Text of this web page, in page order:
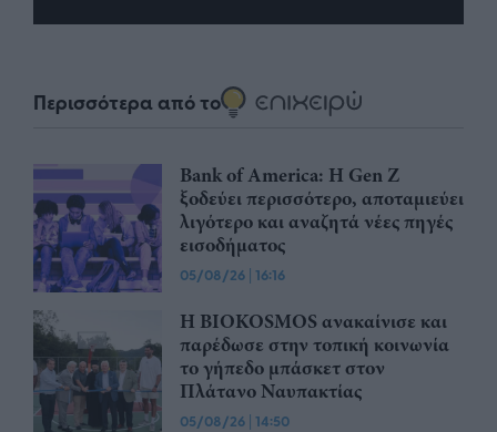
Περισσότερα από το
Bank of America: Η Gen Z
ξoδεύει περισσότερο, αποταμιεύει
λιγότερο και αναζητά νέες πηγές
εισοδήματος
05/08/26 | 16:16
Η BIOKOSMOS ανακαίνισε και
παρέδωσε στην τοπική κοινωνία
το γήπεδο μπάσκετ στον
Πλάτανο Ναυπακτίας
05/08/26 | 14:50